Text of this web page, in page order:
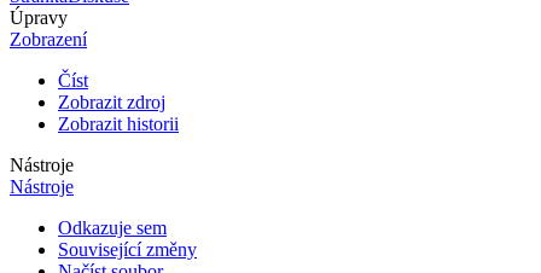
Úpravy
Zobrazení
Číst
Zobrazit zdroj
Zobrazit historii
Nástroje
Nástroje
Odkazuje sem
Související změny